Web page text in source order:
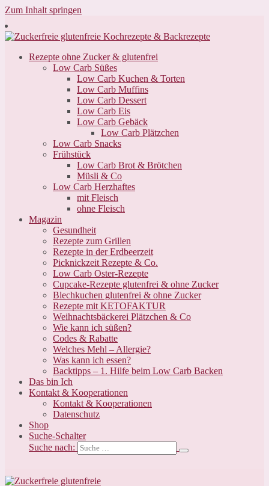
Zum Inhalt springen
Rezepte ohne Zucker & glutenfrei
Low Carb Süßes
Low Carb Kuchen & Torten
Low Carb Muffins
Low Carb Dessert
Low Carb Eis
Low Carb Gebäck
Low Carb Plätzchen
Low Carb Snacks
Frühstück
Low Carb Brot & Brötchen
Müsli & Co
Low Carb Herzhaftes
mit Fleisch
ohne Fleisch
Magazin
Gesundheit
Rezepte zum Grillen
Rezepte in der Erdbeerzeit
Picknickzeit Rezepte & Co.
Low Carb Oster-Rezepte
Cupcake-Rezepte glutenfrei & ohne Zucker
Blechkuchen glutenfrei & ohne Zucker
Rezepte mit KETOFAKTUR
Weihnachtsbäckerei Plätzchen & Co
Wie kann ich süßen?
Codes & Rabatte
Welches Mehl – Allergie?
Was kann ich essen?
Backtipps – 1. Hilfe beim Low Carb Backen
Das bin Ich
Kontakt & Kooperationen
Kontakt & Kooperationen
Datenschutz
Shop
Suche-Schalter
Suche nach: